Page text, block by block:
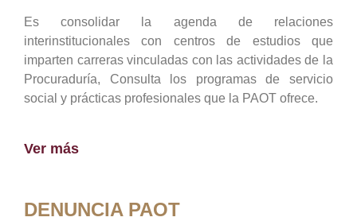
Es consolidar la agenda de relaciones
interinstitucionales con centros de estudios que
imparten carreras vinculadas con las actividades de la
Procuraduría, Consulta los programas de servicio
social y prácticas profesionales que la PAOT ofrece.
Ver más
DENUNCIA PAOT